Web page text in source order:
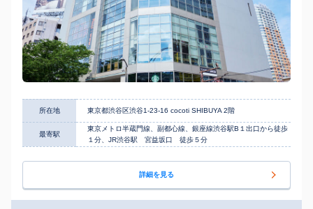
所在地 東京都渋谷区渋谷1-23-16 cocoti SHIBUYA 2階
最寄駅
東京メトロ半蔵門線、副都心線、銀座線渋谷駅B１出口から徒歩
１分、JR渋谷駅 宮益坂口 徒歩５分
詳細を見る